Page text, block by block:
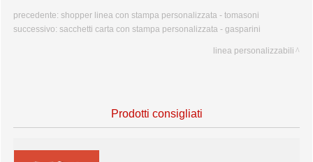
precedente: shopper linea con stampa personalizzata - tomasoni
successivo: sacchetti carta con stampa personalizzata - gasparini
linea personalizzabili
Prodotti consigliati